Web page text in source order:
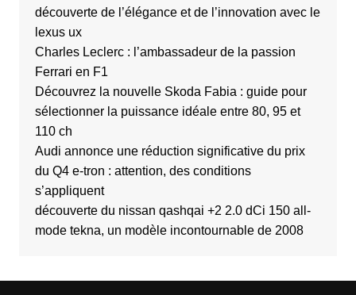
découverte de l’élégance et de l’innovation avec le
lexus ux
Charles Leclerc : l’ambassadeur de la passion
Ferrari en F1
Découvrez la nouvelle Skoda Fabia : guide pour
sélectionner la puissance idéale entre 80, 95 et
110 ch
Audi annonce une réduction significative du prix
du Q4 e-tron : attention, des conditions
s’appliquent
découverte du nissan qashqai +2 2.0 dCi 150 all-
mode tekna, un modèle incontournable de 2008